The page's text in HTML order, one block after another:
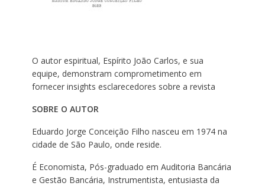
O autor espiritual, Espírito João Carlos, e sua
equipe, demonstram comprometimento em
fornecer insights esclarecedores sobre a revista
SOBRE O AUTOR
Eduardo Jorge Conceição Filho nasceu em 1974 na
cidade de São Paulo, onde reside.
É Economista, Pós-graduado em Auditoria Bancária
e Gestão Bancária, Instrumentista, entusiasta da